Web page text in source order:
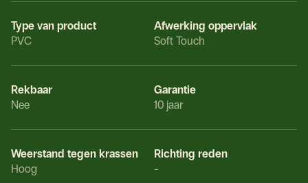
Type van product
PVC
Afwerking oppervlak
Soft Touch
Rekbaar
Nee
Garantie
10 jaar
Weerstand tegen krassen
Hoog
Richting reden
-